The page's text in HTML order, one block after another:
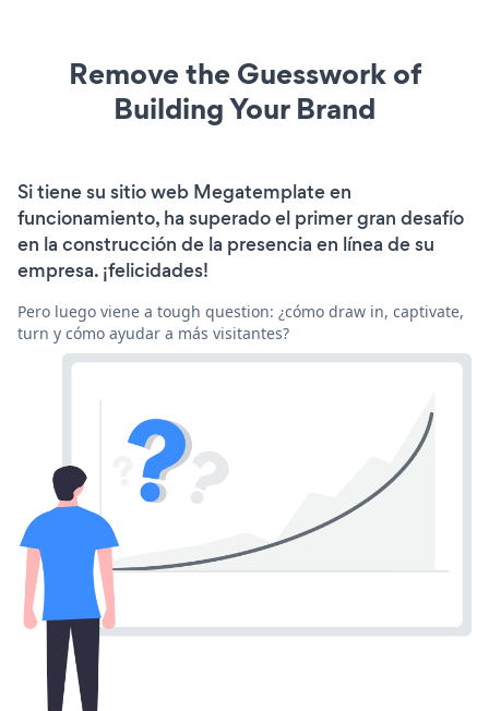
Remove the Guesswork of
Building Your Brand
Si tiene su sitio web Megatemplate en
funcionamiento, ha superado el primer gran desafío
en la construcción de la presencia en línea de su
empresa. ¡felicidades!
Pero luego viene a tough question: ¿cómo draw in, captivate,
turn y cómo ayudar a más visitantes?